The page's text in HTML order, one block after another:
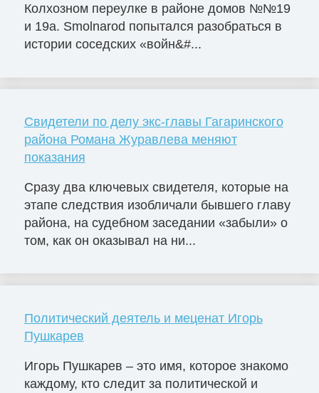
Колхозном переулке в районе домов №№19
и 19а. Smolnarod попытался разобраться в
истории соседских «войн&#...
Свидетели по делу экс-главы Гагаринского
района Романа Журавлева меняют
показания
Сразу два ключевых свидетеля, которые на
этапе следствия изобличали бывшего главу
района, на судебном заседании «забыли» о
том, как он оказывал на ни...
Политический деятель и меценат Игорь
Пушкарев
Игорь Пушкарев – это имя, которое знакомо
каждому, кто следит за политической и